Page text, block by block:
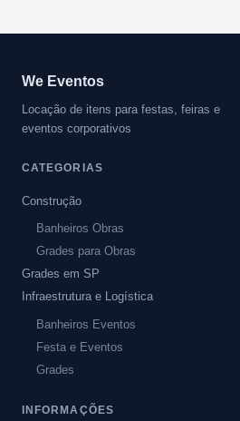
We Eventos
Locação de itens para festas, feiras e
eventos corporativos
CATEGORIAS
Construção
Banheiros Obras
Grades para Obras
Grades em SP
Infraestrutura e Logística
Banheiros Eventos
Festa e Eventos
Grades
INFORMAÇÕES